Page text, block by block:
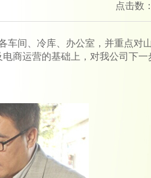
点击数
车间、冷库、办公室，并重点对
商运营的基础上，对我公司下一